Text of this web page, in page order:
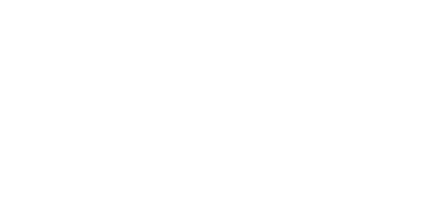
Tydzień 42/2019 r. Niemcy
THB 0.1129 USD 3.7324